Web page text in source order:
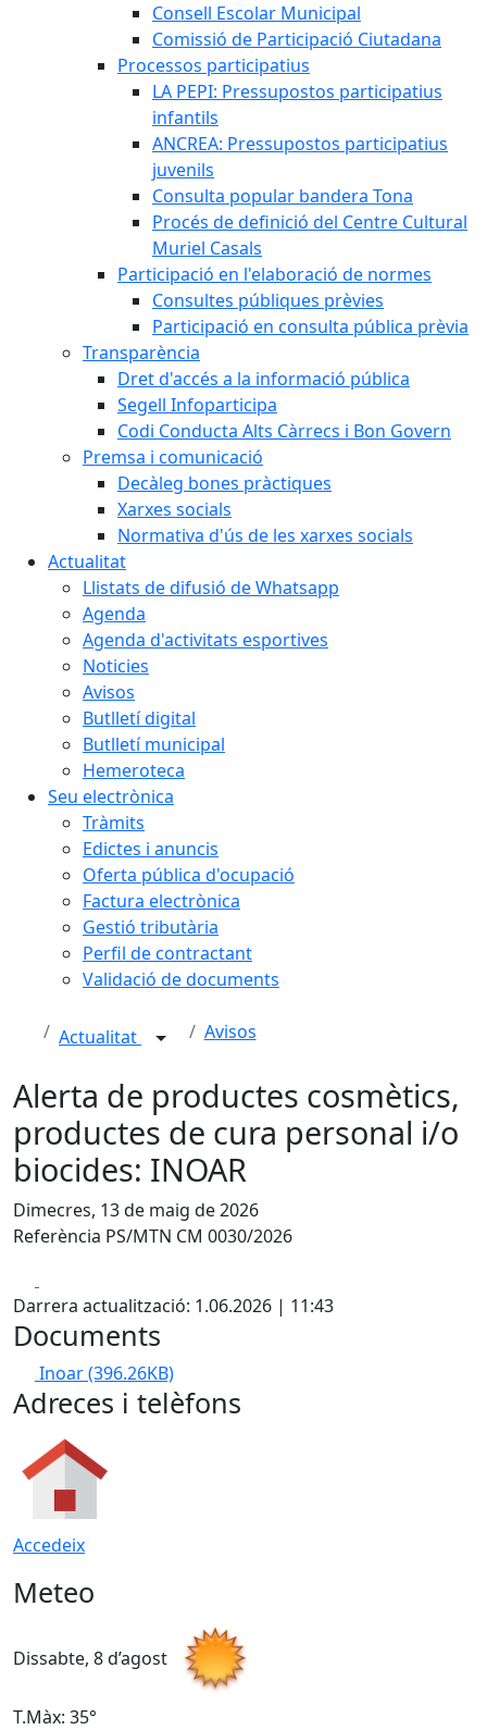
Consell Escolar Municipal
Comissió de Participació Ciutadana
Processos participatius
LA PEPI: Pressupostos participatius
infantils
ANCREA: Pressupostos participatius
juvenils
Consulta popular bandera Tona
Procés de definició del Centre Cultural
Muriel Casals
Participació en l'elaboració de normes
Consultes públiques prèvies
Participació en consulta pública prèvia
Transparència
Dret d'accés a la informació pública
Segell Infoparticipa
Codi Conducta Alts Càrrecs i Bon Govern
Premsa i comunicació
Decàleg bones pràctiques
Xarxes socials
Normativa d'ús de les xarxes socials
Actualitat
Llistats de difusió de Whatsapp
Agenda
Agenda d'activitats esportives
Noticies
Avisos
Butlletí digital
Butlletí municipal
Hemeroteca
Seu electrònica
Tràmits
Edictes i anuncis
Oferta pública d'ocupació
Factura electrònica
Gestió tributària
Perfil de contractant
Validació de documents
Actualitat Avisos
Alerta de productes cosmètics,
productes de cura personal i/o
biocides: INOAR
Dimecres, 13 de maig de 2026
Referència PS/MTN CM 0030/2026
Darrera actualització: 1.06.2026 | 11:43
Documents
Inoar(396.26KB)
Adreces i telèfons
Accedeix
Meteo
Dissabte, 8 d’agost
T.Màx: 35°